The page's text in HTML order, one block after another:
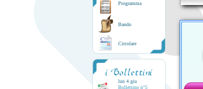
Programma
Bando
Circolare
i Bollettini
lun 4 giu
Bollettino n°5